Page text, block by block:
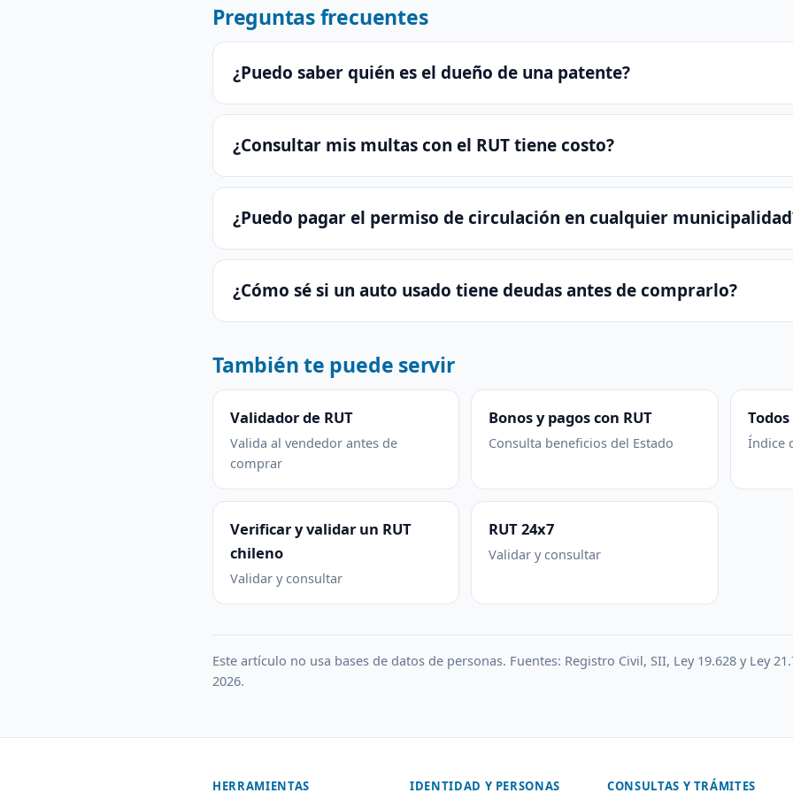
Preguntas frecuentes
¿Puedo saber quién es el dueño de una patente?
¿Consultar mis multas con el RUT tiene costo?
¿Puedo pagar el permiso de circulación en cualquier
¿Cómo sé si un auto usado tiene deudas antes de comprarlo?
También te puede servir
Validador de RUT
Valida al vendedor antes de
comprar
Bonos y pagos con RUT
Consulta beneficios del Estado Índice
Verificar y validar un RUT
chileno
Validar y consultar
RUT 24x7
Validar y consultar
Este artículo no usa bases de datos de personas. Fuentes: Registro Civil, SII, Ley 19.628 y Ley
2026.
HERRAMIENTAS IDENTIDAD Y PERSONAS CONSULTAS Y TRÁMITES